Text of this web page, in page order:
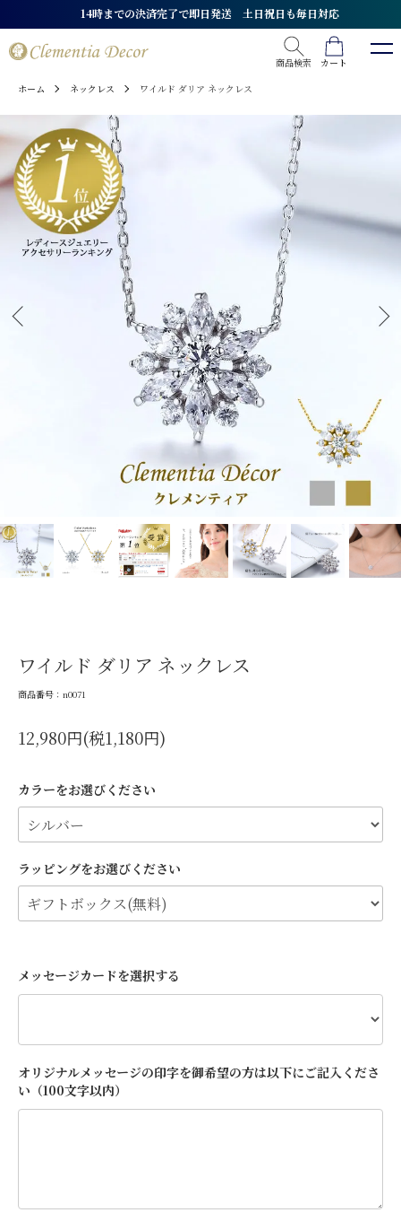
★全品送料無料★ 最短翌日
商品検索
カート
ホーム
ネックレス ワイルド ダリア ネックレス
ワイルド ダリア ネックレス
商品番号：n0071
12,980円(税1,180円)
カラーをお選びください
ラッピングをお選びください
メッセージカードを選択する
オリジナルメッセージの印字を御希望の方は以下にご記入くださ
い（100文字以内）